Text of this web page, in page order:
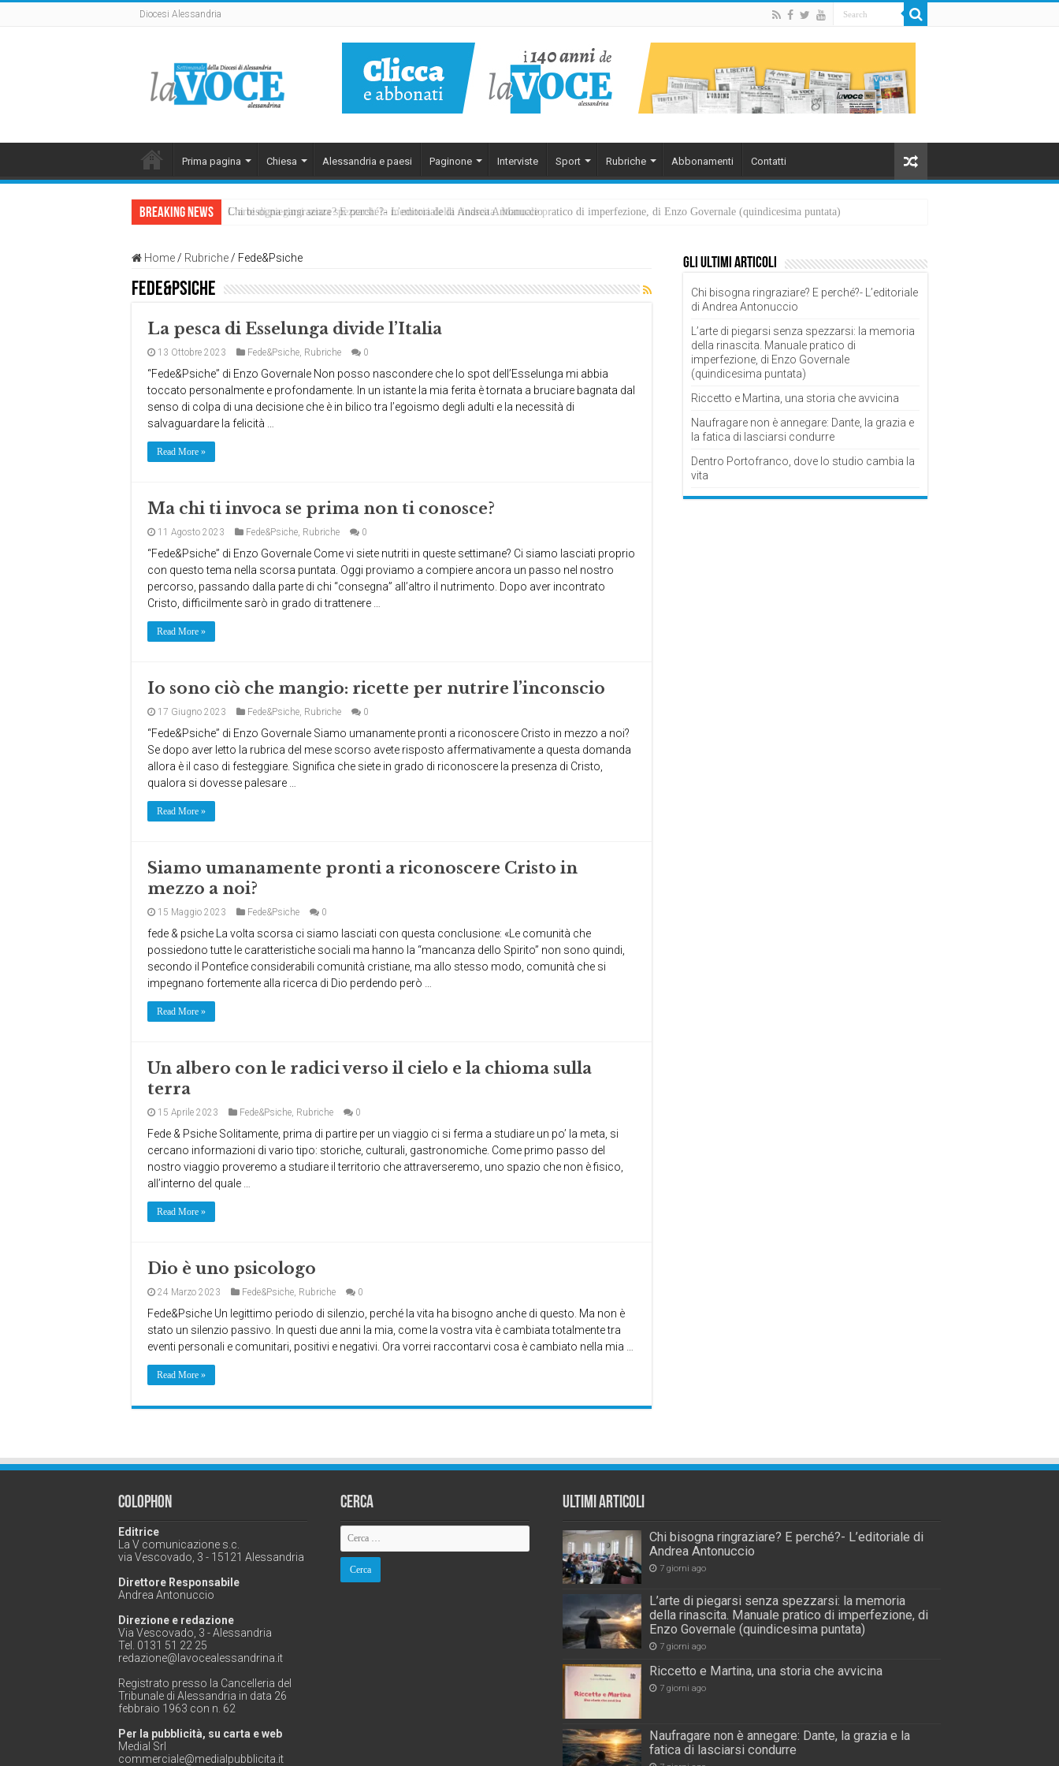
Diocesi Alessandria
Prima pagina Chiesa Alessandria e paesi Paginone Interviste Sport Rubriche Abbonamenti Contatti
Breaking News L’arte di piegarsi senza spezzarsi: la memoria della rinascita. Manuale pratico di imperfezione, di Enzo Governale (quindicesima puntata)
Home / Rubriche / Fede&Psiche
Fede&Psiche
La pesca di Esselunga divide l’Italia
13 Ottobre 2023 Fede&Psiche, Rubriche 0
“Fede&Psiche” di Enzo Governale Non posso nascondere che lo spot dell’Esselunga mi abbia
toccato personalmente e profondamente. In un istante la mia ferita è tornata a bruciare bagnata dal
senso di colpa di una decisione che è in bilico tra l’egoismo degli adulti e la necessità di
salvaguardare la felicità …
Read More »
Ma chi ti invoca se prima non ti conosce?
11 Agosto 2023 Fede&Psiche, Rubriche 0
“Fede&Psiche” di Enzo Governale Come vi siete nutriti in queste settimane? Ci siamo lasciati proprio
con questo tema nella scorsa puntata. Oggi proviamo a compiere ancora un passo nel nostro
percorso, passando dalla parte di chi “consegna” all’altro il nutrimento. Dopo aver incontrato
Cristo, difficilmente sarò in grado di trattenere …
Read More »
Io sono ciò che mangio: ricette per nutrire l’inconscio
17 Giugno 2023 Fede&Psiche, Rubriche 0
“Fede&Psiche” di Enzo Governale Siamo umanamente pronti a riconoscere Cristo in mezzo a noi?
Se dopo aver letto la rubrica del mese scorso avete risposto affermativamente a questa domanda
allora è il caso di festeggiare. Significa che siete in grado di riconoscere la presenza di Cristo,
qualora si dovesse palesare …
Read More »
Siamo umanamente pronti a riconoscere Cristo in
mezzo a noi?
15 Maggio 2023 Fede&Psiche 0
fede & psiche La volta scorsa ci siamo lasciati con questa conclusione: «Le comunità che
possiedono tutte le caratteristiche sociali ma hanno la “mancanza dello Spirito” non sono quindi,
secondo il Pontefice considerabili comunità cristiane, ma allo stesso modo, comunità che si
impegnano fortemente alla ricerca di Dio perdendo però …
Read More »
Un albero con le radici verso il cielo e la chioma sulla
terra
15 Aprile 2023 Fede&Psiche, Rubriche 0
Fede & Psiche Solitamente, prima di partire per un viaggio ci si ferma a studiare un po’ la meta, si
cercano informazioni di vario tipo: storiche, culturali, gastronomiche. Come primo passo del
nostro viaggio proveremo a studiare il territorio che attraverseremo, uno spazio che non è fisico,
all’interno del quale …
Read More »
Dio è uno psicologo
24 Marzo 2023 Fede&Psiche, Rubriche 0
Fede&Psiche Un legittimo periodo di silenzio, perché la vita ha bisogno anche di questo. Ma non è
stato un silenzio passivo. In questi due anni la mia, come la vostra vita è cambiata totalmente tra
eventi personali e comunitari, positivi e negativi. Ora vorrei raccontarvi cosa è cambiato nella mia …
Read More »
Gli ultimi articoli
Chi bisogna ringraziare? E perché?- L’editoriale
di Andrea Antonuccio
L’arte di piegarsi senza spezzarsi: la memoria
della rinascita. Manuale pratico di
imperfezione, di Enzo Governale
(quindicesima puntata)
Riccetto e Martina, una storia che avvicina
Naufragare non è annegare: Dante, la grazia e
la fatica di lasciarsi condurre
Dentro Portofranco, dove lo studio cambia la
vita
Colophon
Editrice
La V comunicazione s.c.
via Vescovado, 3 - 15121 Alessandria
Direttore Responsabile
Andrea Antonuccio
Direzione e redazione
Via Vescovado, 3 - Alessandria
Tel. 0131 51 22 25
redazione@lavocealessandrina.it
Registrato presso la Cancelleria del
Tribunale di Alessandria in data 26
febbraio 1963 con n. 62
Per la pubblicità, su carta e web
Medial Srl
commerciale@medialpubblicita.it
Cerca Ultimi Articoli
Chi bisogna ringraziare? E perché?- L’editoriale di
Andrea Antonuccio
7 giorni ago
L’arte di piegarsi senza spezzarsi: la memoria
della rinascita. Manuale pratico di imperfezione, di
Enzo Governale (quindicesima puntata)
7 giorni ago
Riccetto e Martina, una storia che avvicina
7 giorni ago
Naufragare non è annegare: Dante, la grazia e la
fatica di lasciarsi condurre